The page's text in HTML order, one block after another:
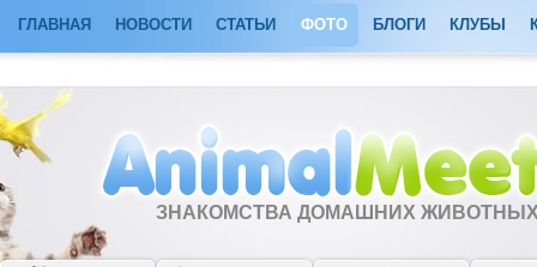
ГЛАВНАЯ НОВОСТИ СТАТЬИ ФОТО БЛОГИ КЛУБЫ
ЗНАКОМСТВА ДОМАШНИХ